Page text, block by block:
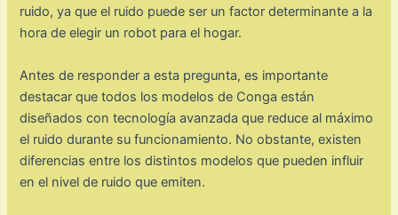
ruido, ya que el ruido puede ser un factor determinante a la
hora de elegir un robot para el hogar.
Antes de responder a esta pregunta, es importante
destacar que todos los modelos de Conga están
diseñados con tecnología avanzada que reduce al máximo
el ruido durante su funcionamiento. No obstante, existen
diferencias entre los distintos modelos que pueden influir
en el nivel de ruido que emiten.